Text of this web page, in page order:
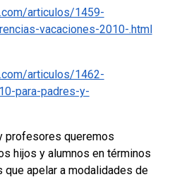
articulos/1459-
vacaciones-2010-.html
articulos/1462-
para-padres-y-
profesores queremos
hijos y alumnos en términos
apelar a modalidades de